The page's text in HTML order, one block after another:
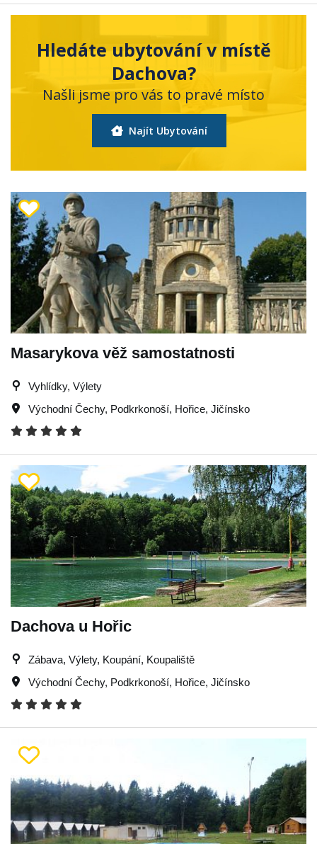
Hledáte ubytování v místě
Dachova?
Našli jsme pro vás to pravé místo
Najít Ubytování
Masarykova věž samostatnosti
Vyhlídky, Výlety
Východní Čechy, Podkrkonoší, Hořice, Jičínsko
Dachova u Hořic
Zábava, Výlety, Koupání, Koupaliště
Východní Čechy, Podkrkonoší, Hořice, Jičínsko